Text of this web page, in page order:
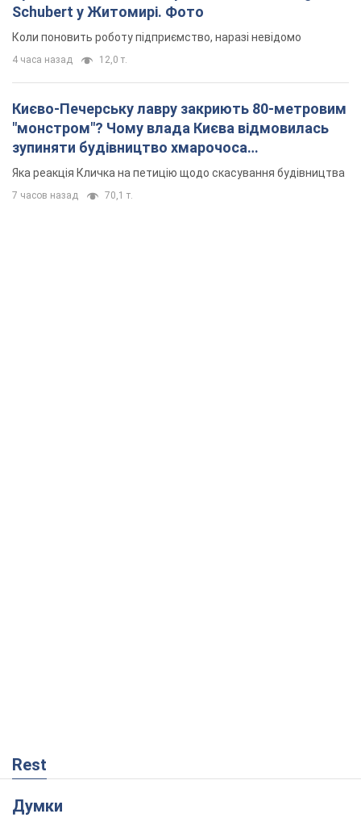
Schubert у Житомирі. Фото
Коли поновить роботу підприємство, наразі невідомо
4 часа назад 12,0 т.
Києво-Печерську лавру закриють 80-метровим
"монстром"? Чому влада Києва відмовилась
зупиняти будівництво хмарочоса
"московського вірянина"
Яка реакція Кличка на петицію щодо скасування будівництва
7 часов назад 70,1 т.
Rest
Думки